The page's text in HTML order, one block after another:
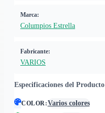
Marca:
Columpios Estrella
Fabricante:
VARIOS
Especificaciones del Producto
COLOR:Varios colores